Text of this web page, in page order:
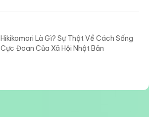
Hikikomori Là Gì? Sự Thật Về Cách Sống
Cực Đoan Của Xã Hội Nhật Bản